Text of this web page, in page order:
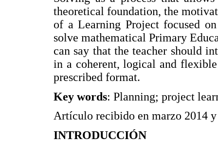
theoretical foundation, the
of a Learning Project focused
solve mathematical Primary
can say that the teacher should
in a coherent, logical and
prescribed format.
Key words: Planning; project
Artículo recibido en marzo 2014
INTRODUCCIÓN